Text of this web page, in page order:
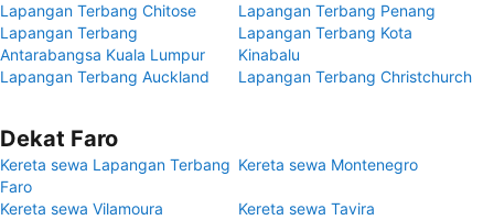
Lapangan Terbang Chitose
Lapangan Terbang Penang
Lapangan Terbang
Antarabangsa Kuala Lumpur
Lapangan Terbang Kota
Kinabalu
Lapangan Terbang Auckland
Lapangan Terbang Christchurch
Dekat Faro
Kereta sewa Lapangan Terbang
Faro
Kereta sewa Montenegro
Kereta sewa Vilamoura
Kereta sewa Tavira